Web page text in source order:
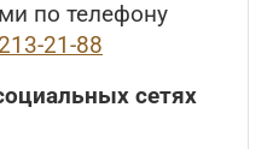
по телефону
21-88
сетях